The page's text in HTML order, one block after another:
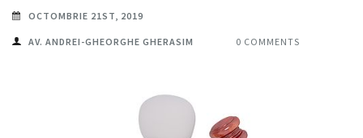
OCTOMBRIE 21ST, 2019
AV. ANDREI-GHEORGHE GHERASIM 0 COMMENTS